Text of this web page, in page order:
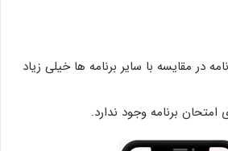
در مقایسه با سایر برنامه ها خیلی زیاد
برنامه وجود ندارد.